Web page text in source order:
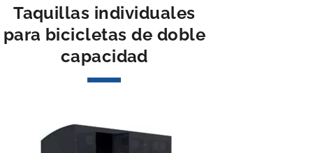
Taquillas individuales
para bicicletas de doble
capacidad